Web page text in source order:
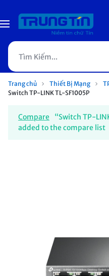
Trang chủ Thiết Bị Mạng
Switch TP-LINK TL-SF1005P
Compare
“Switch TP-
added to the compare list